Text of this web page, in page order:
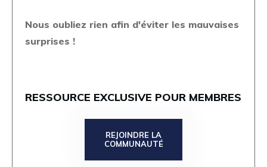
Nous oubliez rien afin d'éviter les mauvaises
surprises !
RESSOURCE EXCLUSIVE POUR MEMBRES
REJOINDRE LA
COMMUNAUTÉ